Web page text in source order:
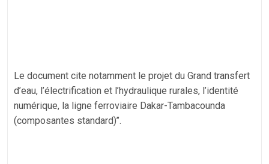
Le document cite notamment le projet du Grand transfert
d’eau, l’électrification et l’hydraulique rurales, l’identité
numérique, la ligne ferroviaire Dakar-Tambacounda
(composantes standard)’’.